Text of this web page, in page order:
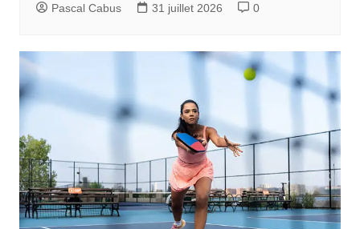
Pascal Cabus 31 juillet 2026 0